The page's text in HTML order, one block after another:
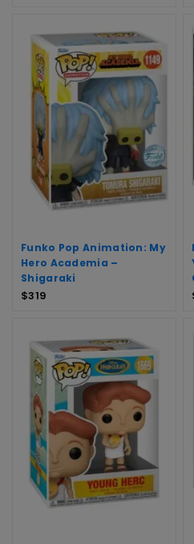
Funko Pop Animation: My
Hero Academia –
Shigaraki
$319